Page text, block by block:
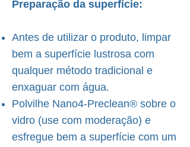
Preparação da superfície:
Antes de utilizar o produto, limpar
bem a superfície lustrosa com
qualquer método tradicional e
enxaguar com água.
Polvilhe Nano4-Preclean® sobre o
vidro (use com moderação) e
esfregue bem a superfície com um